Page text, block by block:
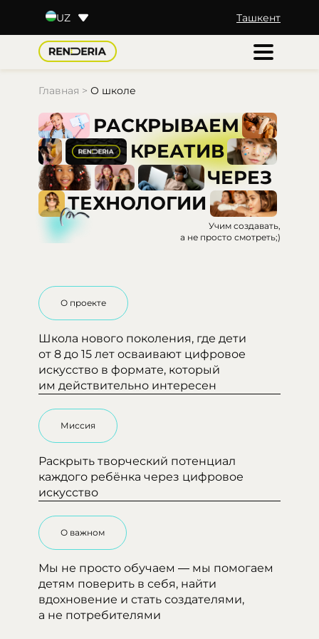
UZ
RU
KZ
BY
Ташкент
Главная > О школе
РАСКРЫВАЕМ
КРЕАТИВ
ЧЕРЕЗ
ТЕХНОЛОГИИ
Учим создавать,
а не просто смотреть;)
О проекте
Школа нового поколения, где дети
от 8 до 15 лет осваивают цифровое
искусство в формате, который
им действительно интересен
Миссия
Раскрыть творческий потенциал
каждого ребёнка через цифровое
искусство
О важном
Мы не просто обучаем — мы помогаем
детям поверить в себя, найти
вдохновение и стать создателями,
а не потребителями